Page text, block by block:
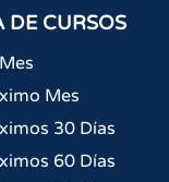
DE CURSOS
Mes
30 Días
60 Días